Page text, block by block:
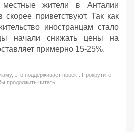
местные жители в Анталии
скорее приветствуют. Так как
иностранцам стало
начали снижать цены на
примерно 15-25%.
это поддерживает проект. Прокрутите,
продолжить читать